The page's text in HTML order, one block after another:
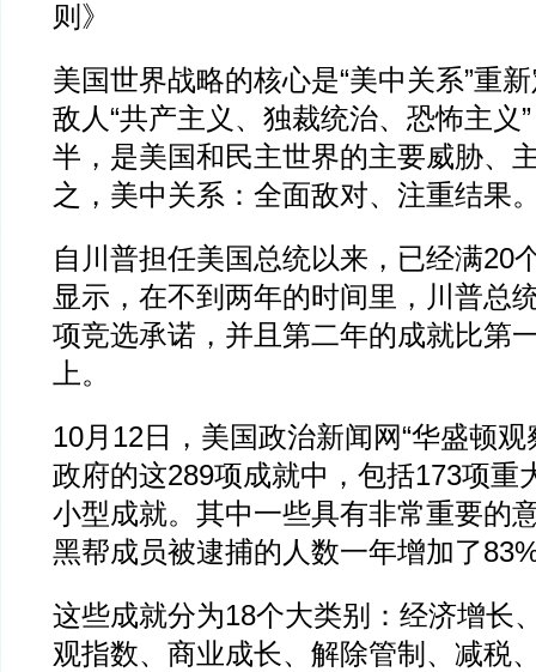
则》
美国世界战略的核心是“美中关系”重
敌人“共产主义、独裁统治、恐怖主义
半，是美国和民主世界的主要威胁、
之，美中关系：全面敌对、注重结果
自川普担任美国总统以来，已经满20
显示，在不到两年的时间里，川普总
项竞选承诺，并且第二年的成就比第
上。
10月12日，美国政治新闻网“华盛顿观
政府的这289项成就中，包括173项重
小型成就。其中一些具有非常重要的
黑帮成员被逮捕的人数一年增加了
这些成就分为18个大类别：经济增长
观指数、商业成长、解除管制、减税